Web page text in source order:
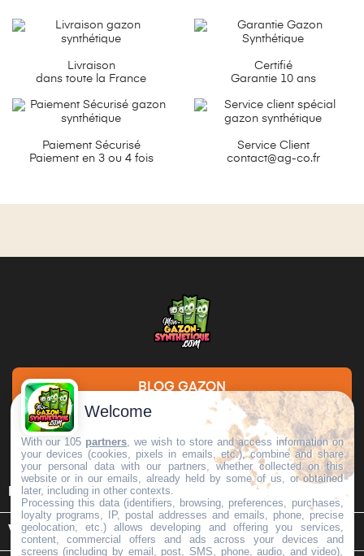
Livraison
dans toute la France
Certifié
Garantie 10 ans
Paiement Sécurisé
Paiement en 3 ou 4 fois
Service Client
contact@ag-co.fr
BLOG GAZON
DEMANDE DE DEVIS
INFORMATIONS 
VOTRE COMPTE 
Welcome
With our 105 partners , we wish to store and access information on
your devices (cookies, pixels in emails, etc.), combine and share
your personal data with our partners, whether collected on this
website or in our emails, already held by some of us, or obtained
later, including in other contexts.
Processing this data (identifiers, browsing, preferences, purchases,
loyalty programs, IP, postal addresses and emails, phone, precise
geolocation, etc.) allows developing and offering you services,
content, commercial offers and ads across your devices and
screens (including by email, post, SMS, phone, audio, and video),